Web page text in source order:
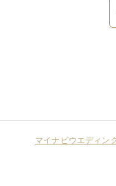
マイナビウエディン